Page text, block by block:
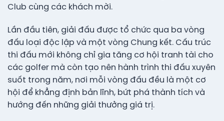
Club cùng các khách mời.
Lần đầu tiên, giải đấu được tổ chức qua ba vòng
đấu loại độc lập và một vòng Chung kết. Cấu trúc
thi đấu mới không chỉ gia tăng cơ hội tranh tài cho
các golfer mà còn tạo nên hành trình thi đấu xuyên
suốt trong năm, nơi mỗi vòng đấu đều là một cơ
hội để khẳng định bản lĩnh, bứt phá thành tích và
hướng đến những giải thưởng giá trị.